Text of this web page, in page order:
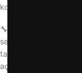
kontrol kartındaki
🔧 Teknik Bilgi:
sensörü ve tambur
tahliyesi
açılmaz. Bu gibi